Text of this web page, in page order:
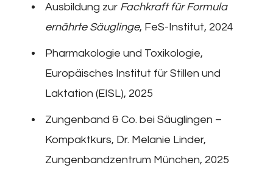
Ausbildung zur Fachkraft für Formula
ernährte Säuglinge, FeS-Institut, 2024
Pharmakologie und Toxikologie,
Europäisches Institut für Stillen und
Laktation (EISL), 2025
Zungenband & Co. bei Säuglingen –
Kompaktkurs, Dr. Melanie Linder,
Zungenbandzentrum München, 2025